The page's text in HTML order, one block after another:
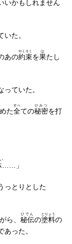
いかもしれません
た。
あの約束
やくそく
を果
は
たし
っていた。
めた全
すべ
ての秘密
ひみつ
を打
……」
っとりとした
ら、 秘伝
ひでん
の塗料
とりょう
の
あった。